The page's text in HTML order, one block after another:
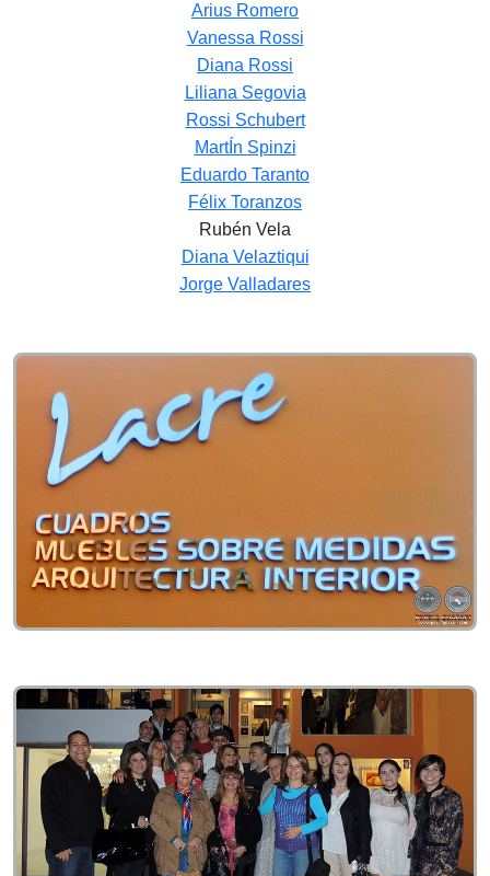
Arius Romero
Vanessa Rossi
Diana Rossi
Liliana Segovia
Rossi Schubert
MartÍn Spinzi
Eduardo Taranto
Félix Toranzos
Rubén Vela
Diana Velaztiqui
Jorge Valladares